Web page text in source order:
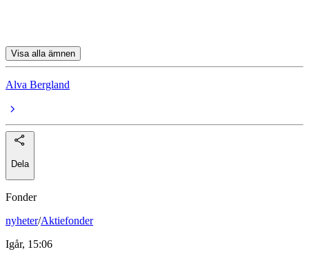
Visa alla ämnen
Alva Bergland
Dela
Fonder
nyheter/Aktiefonder
Igår, 15:06